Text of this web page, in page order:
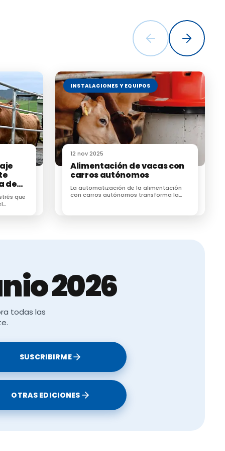
Agrarios
real
2015,
para
les sean
de
la que
INSTALACIONES Y EQUIPOS
12 nov 2025
Alimentación de vacas con
carros autónomos
La automatización de la alimentación
con carros autónomos transforma la
2026
todas las
SUSCRIBIRME
OTRAS EDICIONES